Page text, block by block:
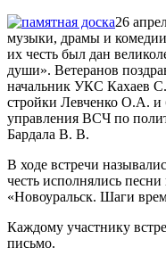
26
музыки, драмы и комедии
их честь был дан
души». Ветеранов
начальник УКС Кахаев
стройки Левченко О.А. и
управления ВСЧ по
Бардала В. В.
В ходе встречи
честь исполнялись
«Новоуральск. Шаги
Каждому участнику
письмо.